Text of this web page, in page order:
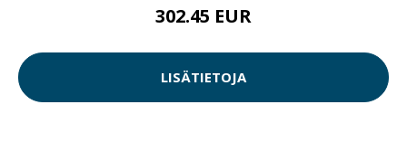
302.45 EUR
LISÄTIETOJA